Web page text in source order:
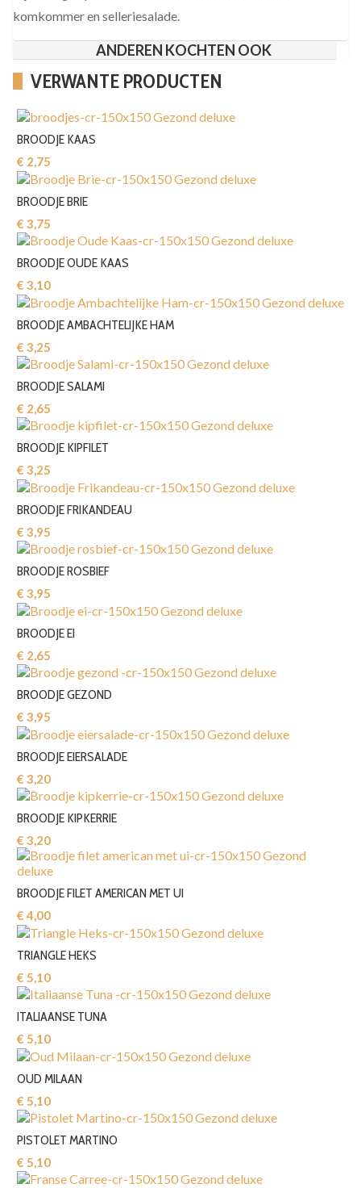
komkommer en selleriesalade.
ANDEREN KOCHTEN OOK
VERWANTE PRODUCTEN
BROODJE KAAS
€ 2,75‎
BROODJE BRIE
€ 3,75‎
BROODJE OUDE KAAS
€ 3,10‎
BROODJE AMBACHTELIJKE HAM
€ 3,25‎
BROODJE SALAMI
€ 2,65‎
BROODJE KIPFILET
€ 3,25‎
BROODJE FRIKANDEAU
€ 3,95‎
BROODJE ROSBIEF
€ 3,95‎
BROODJE EI
€ 2,65‎
BROODJE GEZOND
€ 3,95‎
BROODJE EIERSALADE
€ 3,20‎
BROODJE KIPKERRIE
€ 3,20‎
BROODJE FILET AMERICAN MET UI
€ 4,00‎
TRIANGLE HEKS
€ 5,10‎
ITALIAANSE TUNA
€ 5,10‎
OUD MILAAN
€ 5,10‎
PISTOLET MARTINO
€ 5,10‎